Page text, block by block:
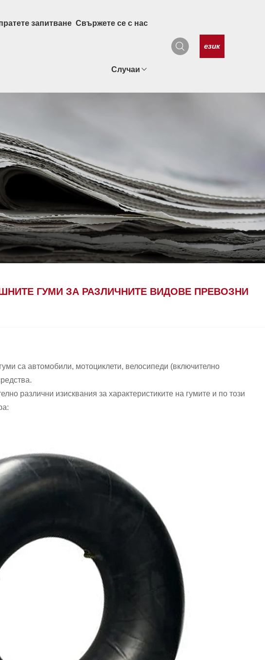
запитване Свържете се с нас
Случаи
език
ГУМИ ЗА РАЗЛИЧНИТЕ ВИДОВЕ ПРЕВОЗНИ
са автомобили, мотоциклети, велосипеди (включително
различни изисквания за характеристиките на гумите и по този